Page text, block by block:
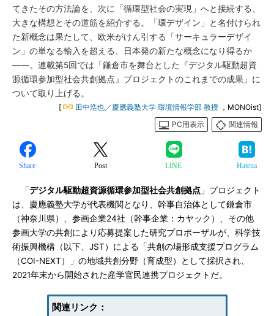
てきたその方法論を、次に「循環型社会の実現」へと接続する、
大きな構想とその道筋を紹介する。「環デザイン」と名付けられ
た新概念は果たして、欧米がけん引する「サーキュラーデザイ
ン」の単なる輸入を超える、日本発の新たな概念になり得るか
――。連載第5回では「鎌倉市を舞台とした『デジタル駆動超資
源循環参加型社会共創拠点』プロジェクトのこれまでの成果」に
ついて取り上げる。
[ 田中浩也／慶應義塾大学 環境情報学部 教授 ，MONOist]
PC用表示
関連情報
Share Post LINE Hatena
「デジタル駆動超資源循環参加型社会共創拠点 」プロジェクト
は、慶應義塾大学が代表機関となり、幹事自治体として鎌倉市
（神奈川県）、参画企業24社（幹事企業：カヤック）、その他
参画大学の共創により応募提案した研究プロポーザルが、科学技
術振興機構（以下、JST）による「共創の場形成支援プログラム
（COI-NEXT）」の地域共創分野（育成型）として採択され、
2021年末から開始された産学官民連携プロジェクトだ。
関連リンク：